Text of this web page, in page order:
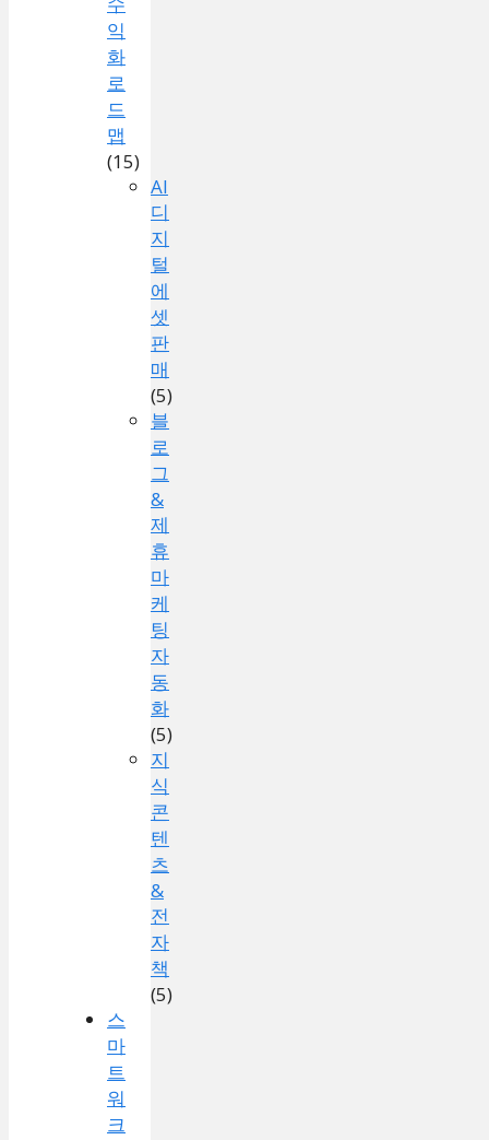
익
화
로
드
맵
(15)
AI
디
지
털
에
셋
판
매
(5)
블
로
그
&
제
휴
마
케
팅
자
동
화
(5)
지
식
콘
텐
츠
&
전
자
책
(5)
스
마
트
워
크